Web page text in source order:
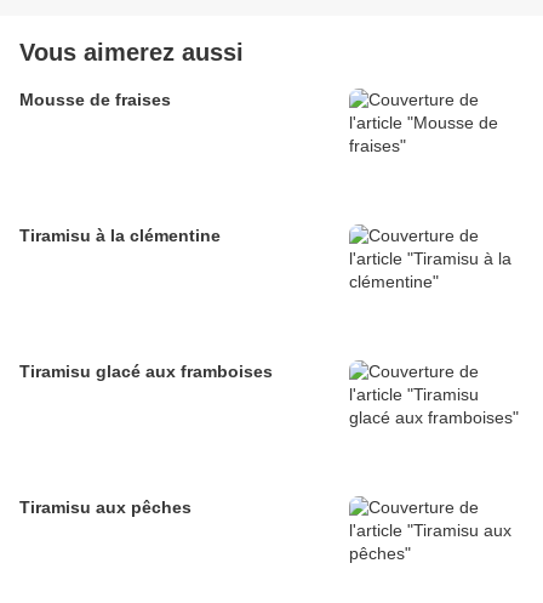
Vous aimerez aussi
Mousse de fraises
Tiramisu à la clémentine
Tiramisu glacé aux framboises
Tiramisu aux pêches